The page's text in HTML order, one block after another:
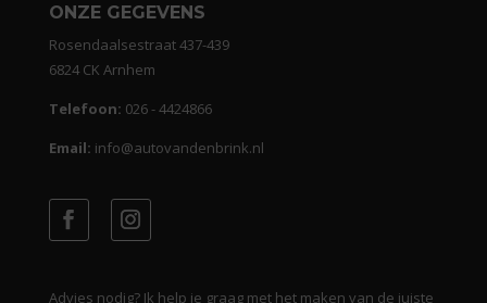
ONZE GEGEVENS
Rosendaalsestraat 437-439
6824 CK Arnhem
Telefoon: 026 - 4424866
Email: info@autovandenbrink.nl
Advies nodig? Ik help je graag met het maken van de juiste